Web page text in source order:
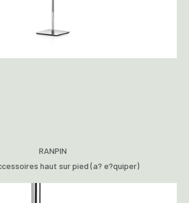
RANPIN
haut sur pied (a? e?quiper)